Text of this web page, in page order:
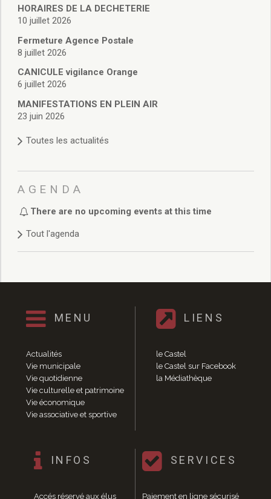
Licences boissons
Cadastre
Plan Local d’Urbanisme intercommunal
Actes d’état civil
Budgets
Budget de Fonctionnement
Budget d’Investissement
Règlement du conseil municipal
Délibérations 2024
Délibérations 2022
Délibérations 2021
Délibérations 2016
Délibérations 2015
Délibérations 2013
Délibérations 2012
Délibérations 2011
Délibérations 2010
Délibérations 2009
Délibérations 2008
Toutes les actualités
HORAIRES DE LA DECHETERIE
10 juillet 2026
Fermeture Agence Postale
8 juillet 2026
CANICULE vigilance Orange
6 juillet 2026
MANIFESTATIONS EN PLEIN AIR
23 juin 2026
Toutes les actualités
AGENDA
There are no upcoming events at this time
Tout l'agenda
MENU
Actualités
Vie municipale
Vie quotidienne
Vie culturelle et patrimoine
Vie économique
Vie associative et sportive
LIENS
le Castel
le Castel sur Facebook
la Médiathèque
INFOS
Accés réservé aux élus
SERVICES
Paiement en ligne sécurisé